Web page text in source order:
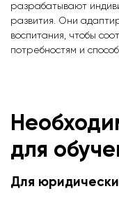
разрабатывают
развития. Они
воспитания, чтобы
потребностям и
для
Для